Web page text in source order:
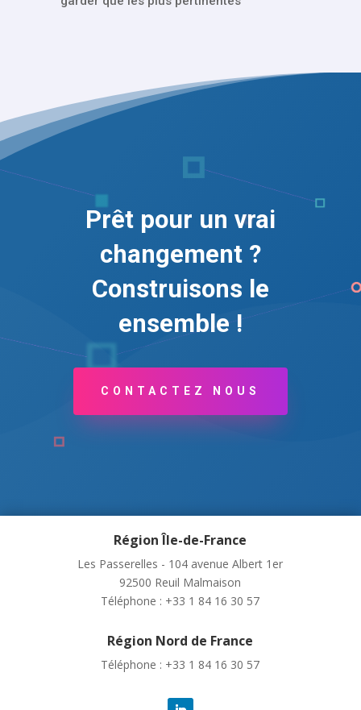
Prêt pour un vrai
changement ?
Construisons le
ensemble !
CONTACTEZ NOUS
Région Île-de-France
Les Passerelles - 104 avenue Albert 1er
92500 Reuil Malmaison
Téléphone : +33 1 84 16 30 57
Région Nord de France
Téléphone : +33 1 84 16 30 57